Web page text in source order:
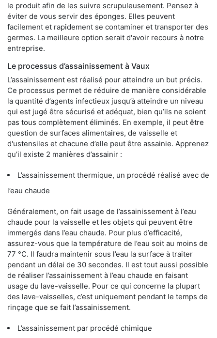
le produit afin de les suivre scrupuleusement. Pensez à
éviter de vous servir des éponges. Elles peuvent
facilement et rapidement se contaminer et transporter des
germes. La meilleure option serait d'avoir recours à notre
entreprise.
Le processus d’assainissement à Vaux
L’assainissement est réalisé pour atteindre un but précis.
Ce processus permet de réduire de manière considérable
la quantité d’agents infectieux jusqu’à atteindre un niveau
qui est jugé être sécurisé et adéquat, bien qu’ils ne soient
pas tous complètement éliminés. En exemple, il peut être
question de surfaces alimentaires, de vaisselle et
d'ustensiles et chacune d’elle peut être assainie. Apprenez
qu’il existe 2 manières d’assainir :
L’assainissement thermique, un procédé réalisé avec de
l’eau chaude
Généralement, on fait usage de l’assainissement à l’eau
chaude pour la vaisselle et les objets qui peuvent être
immergés dans l’eau chaude. Pour plus d’efficacité,
assurez-vous que la température de l’eau soit au moins de
77 °C. Il faudra maintenir sous l’eau la surface à traiter
pendant un délai de 30 secondes. Il est tout aussi possible
de réaliser l’assainissement à l’eau chaude en faisant
usage du lave-vaisselle. Pour ce qui concerne la plupart
des lave-vaisselles, c’est uniquement pendant le temps de
rinçage que se fait l’assainissement.
L’assainissement par procédé chimique